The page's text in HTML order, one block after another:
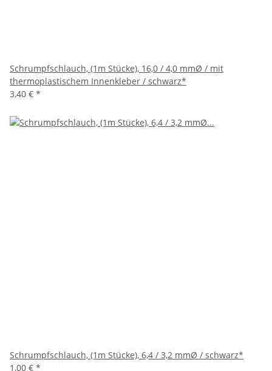
Schrumpfschlauch, (1m Stücke), 16,0 / 4,0 mmØ / mit
thermoplastischem Innenkleber / schwarz*
3,40 € *
Schrumpfschlauch, (1m Stücke), 6,4 / 3,2 mmØ / schwarz*
1,00 € *